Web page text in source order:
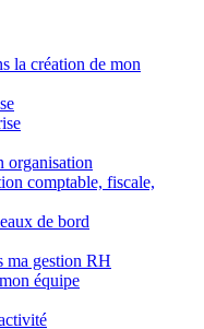
la création de mon
organisation
comptable, fiscale,
de bord
ma gestion RH
équipe